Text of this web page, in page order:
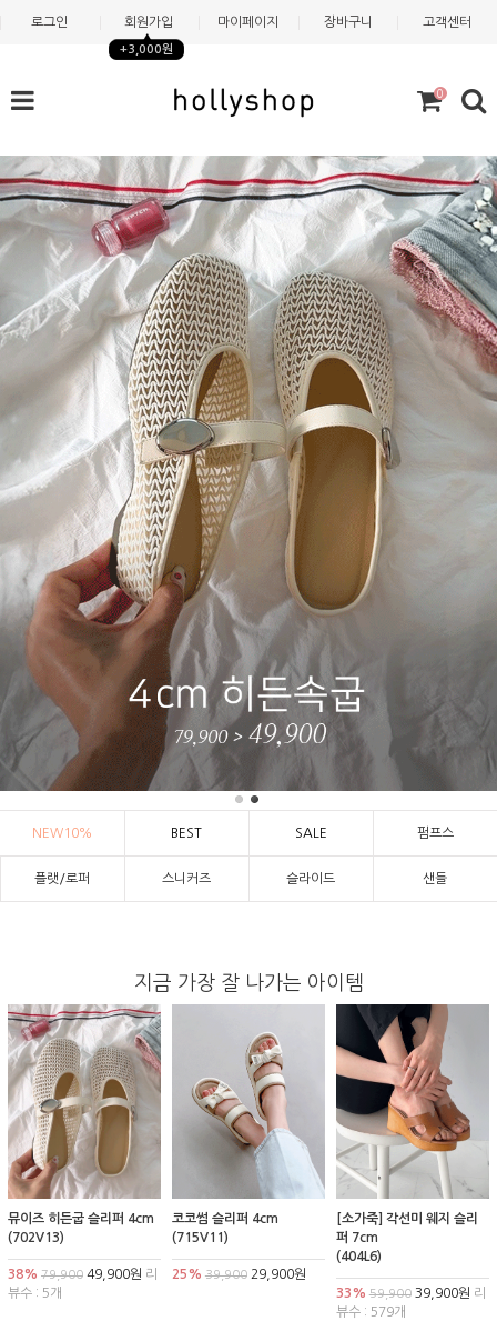
로그인 회원가입
+3,000원
마이페이지 장바구니 고객센터
0
NEW10% BEST SALE 펌프스
플랫/로퍼 스니커즈 슬라이드 샌들
지금 가장 잘 나가는 아이템
뮤이즈 히든굽 슬리퍼 4cm
(702V13)
38% 79,900 49,900원 리
뷰수 : 5개
코코썸 슬리퍼 4cm
(715V11)
25% 39,90029,900원
[소가죽] 각선미 웨지 슬리
퍼 7cm
(404L6)
33% 59,90039,900원 리
뷰수 : 579개